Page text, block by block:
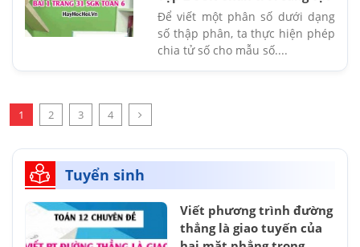
Để viết một phân số dưới dạng
số thập phân, ta thực hiện phép
chia tử số cho mẫu số....
1 2 3 4
Tuyển sinh
Viết phương trình đường
thẳng là giao tuyến của